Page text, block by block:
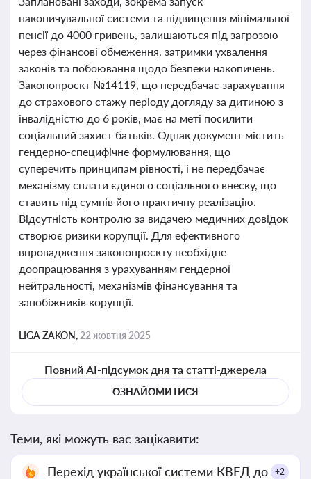
накопичувальної системи та підвищення мінімальної
пенсії до 4000 гривень, залишаються під загрозою
через фінансові обмеження, затримки ухвалення
законів та побоювання щодо безпеки накопичень.
Законопроєкт №14119, що передбачає зарахування
до страхового стажу періоду догляду за дитиною з
інвалідністю до 6 років, має на меті посилити
соціальний захист батьків. Однак документ містить
гендерно-специфічне формулювання, що
суперечить принципам рівності, і не передбачає
механізму сплати єдиного соціального внеску, що
ставить під сумнів його практичну реалізацію.
Відсутність контролю за видачею медичних довідок
створює ризики корупції. Для ефективного
впровадження законопроєкту необхідне
доопрацювання з урахуванням гендерної
нейтральності, механізмів фінансування та
запобіжників корупції.
LIGA ZAKON, 22 жовтня 2025
Повний AI-підсумок дня та статті-джерела
ОЗНАЙОМИТИСЯ
Теми, які можуть вас зацікавити:
Перехід української системи КВЕД до +2